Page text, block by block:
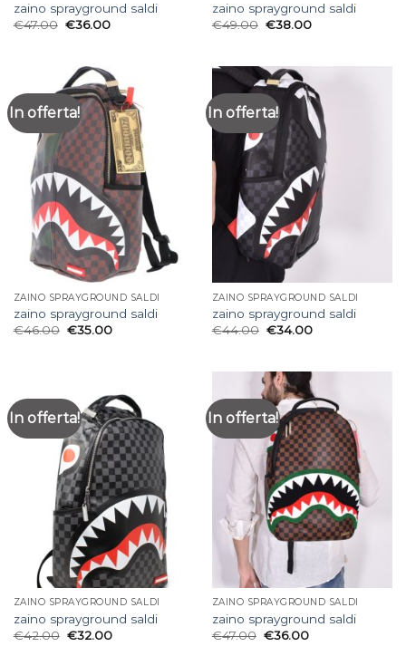
zaino sprayground saldi
€47.00 €36.00
zaino sprayground saldi
€49.00 €38.00
In offerta!
ZAINO SPRAYGROUND SALDI
zaino sprayground saldi
€46.00 €35.00
In offerta!
ZAINO SPRAYGROUND SALDI
zaino sprayground saldi
€44.00 €34.00
In offerta!
ZAINO SPRAYGROUND SALDI
zaino sprayground saldi
€42.00 €32.00
In offerta!
ZAINO SPRAYGROUND SALDI
zaino sprayground saldi
€47.00 €36.00